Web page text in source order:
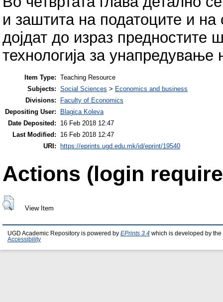
и заштита на податоците и
дојдат до израз предностите
технологија за унапредување
Item Type: Teaching Resource
Subjects: Social Sciences > Economics and business
Divisions:
Faculty of Economics
Depositing User:
Blagica Koleva
Date Deposited:
16 Feb 2018 12:47
Last Modified:
16 Feb 2018 12:47
URI: https://eprints.ugd.edu.mk/id/eprint/19540
Actions (login
View Item
UGD Academic Repository is powered by EPrints 3.4 which is developed by the
Accessibility